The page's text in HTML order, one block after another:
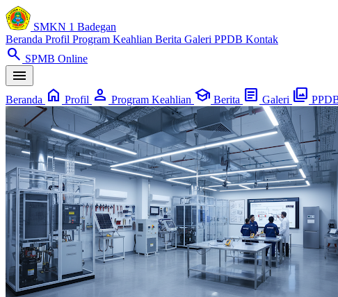
SMKN 1 Badegan
Beranda Profil Program Keahlian Berita Galeri PPDB Kontak
search SPMB Online
menu
Beranda home Profil person Program Keahlian school Berita article Galeri photo_library